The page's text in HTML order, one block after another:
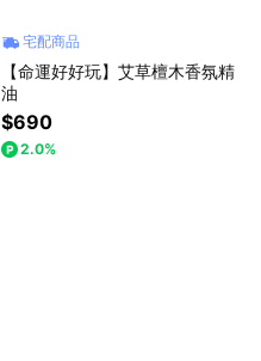
宅配商品
【命運好好玩】艾草檀木香氛精
油
$690
2.0%